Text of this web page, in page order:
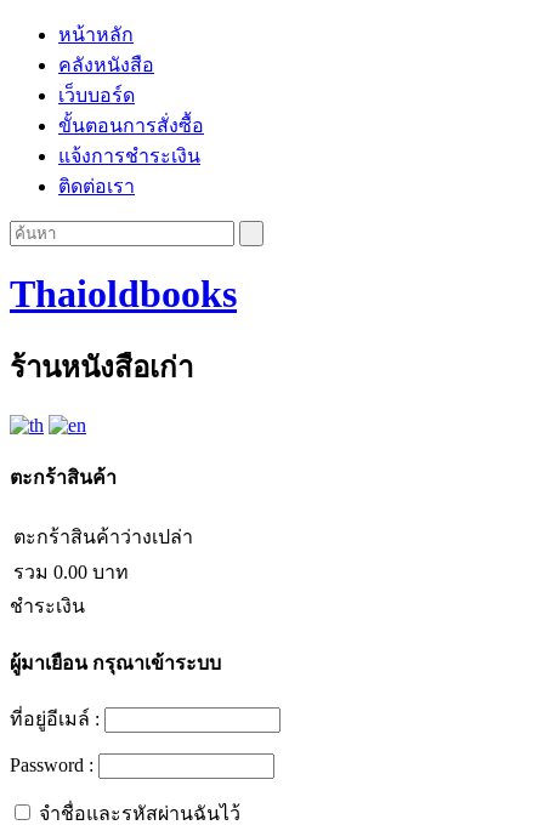
หน้าหลัก
คลังหนังสือ
เว็บบอร์ด
ขั้นตอนการสั่งซื้อ
แจ้งการชำระเงิน
ติดต่อเรา
Thaioldbooks
ร้านหนังสือเก่า
ตะกร้าสินค้า
ตะกร้าสินค้าว่างเปล่า
รวม 0.00 บาท
ชำระเงิน
ผู้มาเยือนกรุณาเข้าระบบ
ที่อยู่อีเมล์ :
Password :
จำชื่อและรหัสผ่านฉันไว้